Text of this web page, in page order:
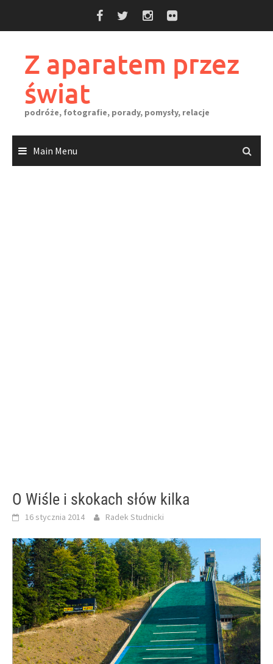
Z aparatem przez
świat
podróże, fotografie, porady, pomysły, relacje
Main Menu
O Wiśle i skokach słów kilka
16 stycznia 2014 Radek Studnicki